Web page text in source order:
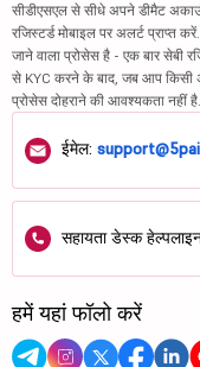
सीडीएसएल से सीधे अपने डीमैट
रजिस्टर्ड मोबाइल पर अलर्ट प्राप्त
जाने वाला प्रोसेस है - एक बार सेबी
से KYC करने के बाद, जब आप किसी
प्रोसेस दोहराने की आवश्यकता नहीं है.
ईमेल:
सहायता डेस्क
हमें यहां फॉलो करें